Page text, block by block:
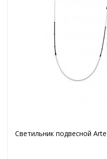
Светильник подвесной